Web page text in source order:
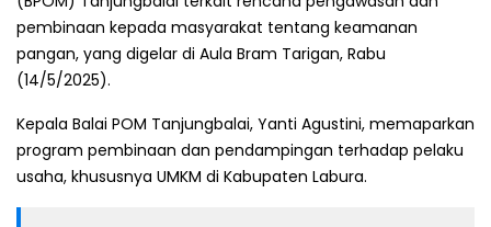
pembinaan kepada masyarakat tentang keamanan
pangan, yang digelar di Aula Bram Tarigan, Rabu
(14/5/2025).
Kepala Balai POM Tanjungbalai, Yanti Agustini, memaparkan
program pembinaan dan pendampingan terhadap pelaku
usaha, khususnya UMKM di Kabupaten Labura.